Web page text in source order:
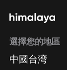
選擇您的地區
中國台湾